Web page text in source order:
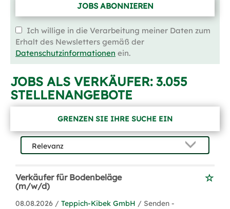
JOBS ABONNIEREN
Ich willige in die Verarbeitung meiner Daten zum
Erhalt des Newsletters gemäß der
Datenschutzinformationen ein.
JOBS ALS VERKÄUFER: 3.055
STELLENANGEBOTE
GRENZEN SIE IHRE SUCHE EIN
Verkäufer für Bodenbeläge
(m/w/d)
08.08.2026 / Teppich-Kibek GmbH / Senden -